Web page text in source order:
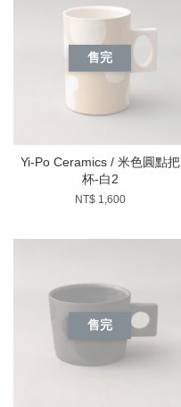
售完
Yi-Po Ceramics / 米色圓點把
杯-白2
NT$ 1,600
售完